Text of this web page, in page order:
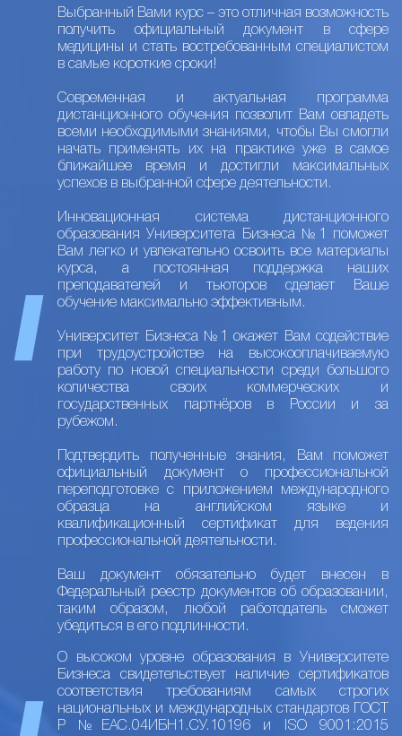
Выбранный Вами курс – это отличная возможность
получить официальный документ в сфере
медицины и стать востребованным специалистом
в самые короткие сроки!
Современная и актуальная программа
дистанционного обучения позволит Вам овладеть
всеми необходимыми знаниями, чтобы Вы смогли
начать применять их на практике уже в самое
ближайшее время и достигли максимальных
успехов в выбранной сфере деятельности.
Инновационная система дистанционного
образования Университета Бизнеса №1 поможет
Вам легко и увлекательно освоить все материалы
курса, а постоянная поддержка наших
преподавателей и тьюторов сделает Ваше
обучение максимально эффективным.
Университет Бизнеса №1 окажет Вам содействие
при трудоустройстве на высокооплачиваемую
работу по новой специальности среди большого
количества своих коммерческих и
государственных партнёров в России и за
рубежом.
Подтвердить полученные знания, Вам поможет
официальный документ о профессиональной
переподготовке с приложением международного
образца на английском языке и
квалификационный сертификат для ведения
профессиональной деятельности.
Ваш документ обязательно будет внесен в
Федеральный реестр документов об образовании,
таким образом, любой работодатель сможет
убедиться в его подлинности.
О высоком уровне образования в Университете
Бизнеса свидетельствует наличие сертификатов
соответствия требованиям самых строгих
национальных и международных стандартов ГОСТ
Р №ЕАС.04ИБН1.СУ.10196 и ISO 9001:2015